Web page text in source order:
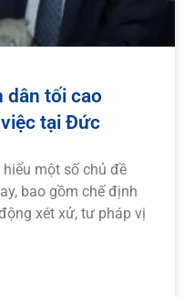
dân tối cao
tại Đức
một số chủ đề
bao gồm chế định
xét xử, tư pháp vị